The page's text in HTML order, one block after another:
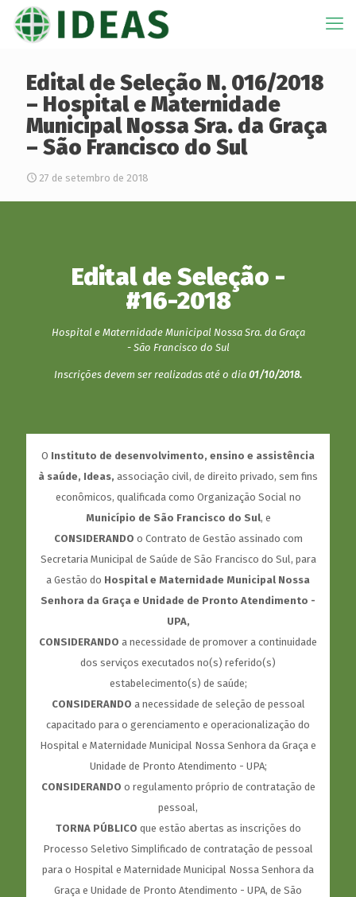
Edital de Seleção N. 016/2018
– Hospital e Maternidade
Municipal Nossa Sra. da Graça
– São Francisco do Sul
27 de setembro de 2018
Edital de Seleção -
#16-2018
Hospital e Maternidade Municipal Nossa Sra. da Graça
- São Francisco do Sul
Inscrições devem ser realizadas até o dia 01/10/2018.
O Instituto de desenvolvimento, ensino e assistência
à saúde, Ideas, associação civil, de direito privado, sem fins
econômicos, qualificada como Organização Social no
Município de São Francisco do Sul, e
CONSIDERANDO o Contrato de Gestão assinado com
Secretaria Municipal de Saúde de São Francisco do Sul, para
a Gestão do Hospital e Maternidade Municipal Nossa
Senhora da Graça e Unidade de Pronto Atendimento -
UPA,
CONSIDERANDO a necessidade de promover a continuidade
dos serviços executados no(s) referido(s)
estabelecimento(s) de saúde;
CONSIDERANDO a necessidade de seleção de pessoal
capacitado para o gerenciamento e operacionalização do
Hospital e Maternidade Municipal Nossa Senhora da Graça e
Unidade de Pronto Atendimento - UPA;
CONSIDERANDO o regulamento próprio de contratação de
pessoal,
TORNA PÚBLICO que estão abertas as inscrições do
Processo Seletivo Simplificado de contratação de pessoal
para o Hospital e Maternidade Municipal Nossa Senhora da
Graça e Unidade de Pronto Atendimento - UPA, de São